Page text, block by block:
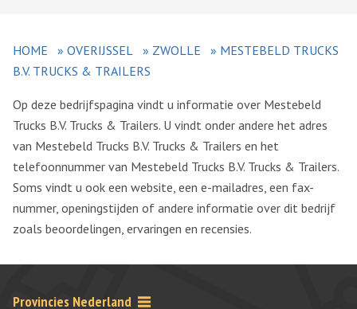
HOME » OVERIJSSEL » ZWOLLE » MESTEBELD TRUCKS
B.V. TRUCKS & TRAILERS
Op deze bedrijfspagina vindt u informatie over Mestebeld
Trucks B.V. Trucks & Trailers. U vindt onder andere het adres
van Mestebeld Trucks B.V. Trucks & Trailers en het
telefoonnummer van Mestebeld Trucks B.V. Trucks & Trailers.
Soms vindt u ook een website, een e-mailadres, een fax-
nummer, openingstijden of andere informatie over dit bedrijf
zoals beoordelingen, ervaringen en recensies.
Provincies Nederland